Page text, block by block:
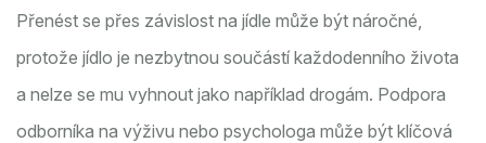
Přenést se přes závislost na jídle může být náročné,
protože jídlo je nezbytnou součástí každodenního života
a nelze se mu vyhnout jako například drogám. Podpora
odborníka na výživu nebo psychologa může být klíčová